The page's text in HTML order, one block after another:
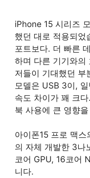
iPhone 15 시리즈
했던 대로 적용되었
포트보다. 더 빠른
하며 다른 기기와의
저들이 기대했던 부
모델은 USB 3이,
속도 차이가 꽤 크
북 사용에 큰 영향
아이폰15 프로 맥
의 자체 개발한 3나
코어 GPU, 16코어
니다.